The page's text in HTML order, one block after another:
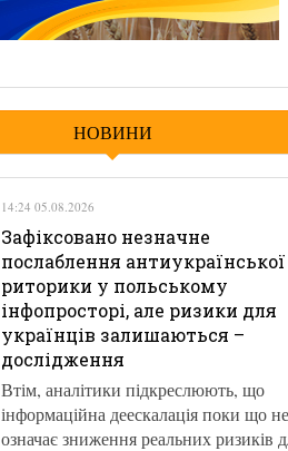
НОВИНИ
14:24 05.08.2026
Зафіксовано незначне
послаблення антиукраїнської
риторики у польському
інфопросторі, але ризики для
українців залишаються –
дослідження
Втім, аналітики підкреслюють, що
інформаційна деескалація поки що не
означає зниження реальних ризиків